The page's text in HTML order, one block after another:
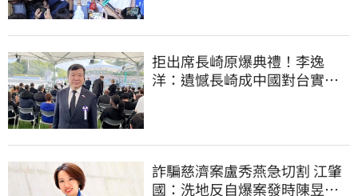
拒出席長崎原爆典禮！李逸
洋：遺憾長崎成中國對台實施
詐騙慈濟案盧秀燕急切割 江肇
國：洗地反自爆案發時陳昱瑄